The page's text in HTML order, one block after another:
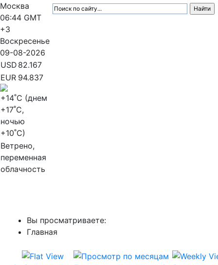
Москва
06:44 GMT
+3
Воскресенье
09-08-2026
USD 82.167
EUR 94.837
+14˚C (днем
+17˚C,
ночью
+10˚C)
Ветрено,
переменная
облачность
Вы просматриваете:
Главная